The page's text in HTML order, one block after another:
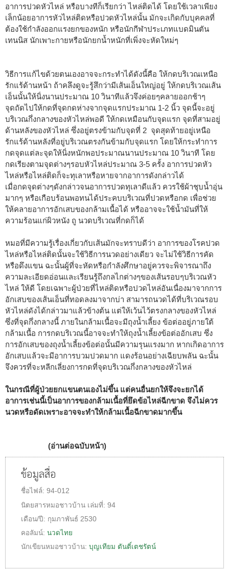
อาการปวดหัวไหล่ หรือบางทีก็เรียกว่า ไหล่ติดได้ โดยใช้เวลาเพียง
เล็กน้อยอาการหัวไหล่ติดหรือปวดหัวไหล่นั้น มักจะเกิดกับบุคคลที่
ต้องใช้กำลังออกแรงยกของหนัก หรือนักกีฬาประเภทแบดมินตัน
เทนนิส นักเพาะกายหรือนักยกน้ำหนักที่เพิ่งจะหัดใหม่ๆ
วิธีการแก้ไขด้วยตนเองอาจจะกระทำได้ดังนี้คือ ให้กดบริเวณเหนือ
รักแร้ด้านหน้า ถ้าคลึงดูจะรู้สึกว่ามีเส้นเอ็นใหญ่อยู่ ให้กดบริเวณเส้น
เอ็นนั้นให้นิ่งนานประมาณ 10 วินาทีแล้วจึงค่อยๆคลายออกช้าๆ
จุดถัดไปให้กดที่จุดกดห่างจากจุดแรกประมาณ 1-2 นิ้ว จุดนี้จะอยู่
บริเวณกึ่งกลางของหัวไหล่พอดี ให้กดเหมือนกับจุดแรก จุดที่สามอยู่
ด้านหลังของหัวไหล่ ซึ่งอยู่ตรงข้ามกับจุดที่ 2 จุดสุดท้ายอยู่เหนือ
รักแร้ด้านหลังที่อยู่บริเวณตรงกันข้ามกับจุดแรก โดยให้กระทำการ
กดจุดแต่ละจุดให้นิ่งหนักพอประมาณนานประมาณ 10 วินาที โดย
กดเรียงตามจุดต่างๆรอบหัวไหล่ประมาณ 3-5 ครั้ง อาการปวดหัว
ไหล่หรือไหล่ติดก็จะทุเลาหรือหายจากอาการดังกล่าวได้
เมื่อกดจุดต่างๆดังกล่าวจนอาการปวดทุเลาดีแล้ว ควรใช้ผ้าชุบน้ำอุ่น
มากๆ หรือเกือบร้อนพอทนได้ประคบบริเวณที่ปวดหรือกด เพื่อช่วย
ให้คลายอาการอักเสบของกล้ามเนื้อได้ หรืออาจจะใช้น้ำมันที่ให้
ความร้อนแก่ผิวหนัง ถู นวดบริเวณที่กดก็ได้
หมอที่มีความรู้เรื่องเกี่ยวกับเส้นมักจะทราบดีว่า อาการของโรคปวด
ไหล่หรือไหล่ติดนั้นจะใช้วิธีการนวดอย่างเดียว จะไม่ใช้วิธีการคัด
หรือดึงแขน ฉะนั้นผู้ที่จะหัดหรือกำลังศึกษาอยู่ควรจะพิจารณาถึง
ความละเอียดอ่อนและเรียนรู้ถึงกลไกต่างๆของเส้นรอบๆบริเวณหัว
ไหล่ ให้ดี โดยเฉพาะผู้ป่วยที่ไหล่ติดหรือปวดไหล่อันเนื่องมาจากการ
อักเสบของเส้นเอ็นที่ทอดลงมาจากบ่า สามารถนวดได้ที่บริเวณรอบ
หัวไหล่ดังได้กล่าวมาแล้วข้างต้น แต่ให้เว้นไว้ตรงกลางของหัวไหล่
ซึ่งที่จุดกึ่งกลางนี้ ภายในกล้ามเนื้อจะมีถุงน้ำเลี้ยง ข้อต่ออยู่ภายใต้
กล้ามเนื้อ การกดบริเวณนี้อาจจะทำให้ถุงน้ำเลี้ยงข้อต่ออักเสบ ซึ่ง
การอักเสบของถุงน้ำเลี้ยงข้อต่อนั้นมีความรุนแรงมาก หากเกิดอาการ
อักเสบแล้วจะมีอาการบวมปวดมาก แดงร้อนอย่างเฉียบพลัน ฉะนั้น
จึงควรที่จะหลีกเลี่ยงการกดที่จุดบริเวณกึ่งกลางของหัวไหล่
ในกรณีที่ผู้ป่วยยกแขนตนเองไม่ขึ้น แต่คนอื่นยกให้จึงจะยกได้
อาการเช่นนี้เป็นอาการของกล้ามเนื้อที่ยึดข้อไหล่ฉีกขาด จึงไม่ควร
นวดหรือดัดเพราะอาจจะทำให้กล้ามเนื้อฉีกขาดมากขึ้น
(อ่านต่อฉบับหน้า)
ข้อมูลสื่อ
ชื่อไฟล์: 94-012
นิตยสารหมอชาวบ้าน เล่มที่: 94
เดือน/ปี: กุมภาพันธ์ 2530
คอลัมน์: นวดไทย
นักเขียนหมอชาวบ้าน: บุญเทียม ตันติ์เตชรัตน์